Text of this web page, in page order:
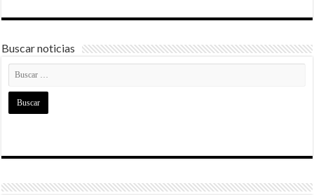
Buscar noticias